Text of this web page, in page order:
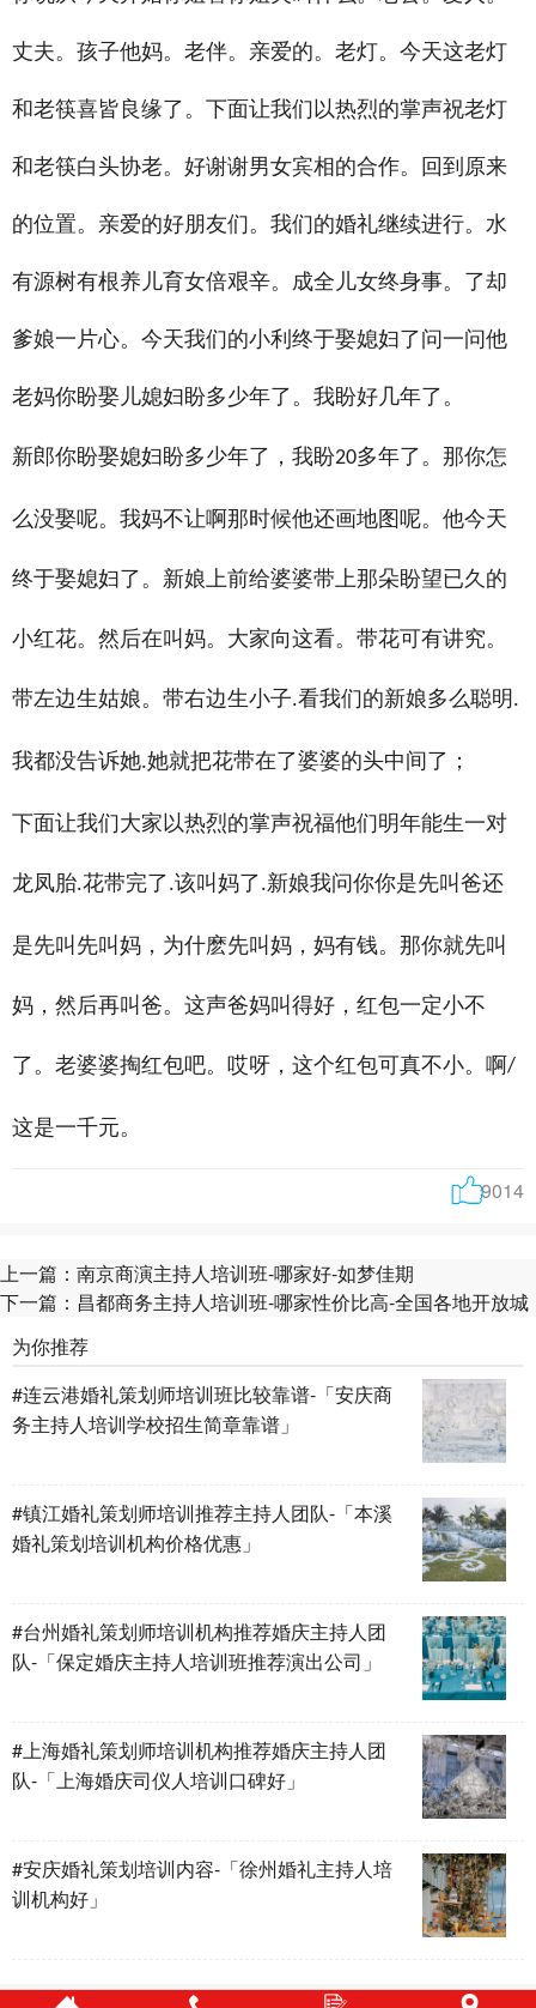
丈夫。孩子他妈。老伴。亲爱的。老灯。今天这老灯
和老筷喜皆良缘了。下面让我们以热烈的掌声祝老灯
和老筷白头协老。好谢谢男女宾相的合作。回到原来
的位置。亲爱的好朋友们。我们的婚礼继续进行。水
有源树有根养儿育女倍艰辛。成全儿女终身事。了却
爹娘一片心。今天我们的小利终于娶媳妇了问一问他
老妈你盼娶儿媳妇盼多少年了。我盼好几年了。
新郎你盼娶媳妇盼多少年了，我盼20多年了。那你怎
么没娶呢。我妈不让啊那时候他还画地图呢。他今天
终于娶媳妇了。新娘上前给婆婆带上那朵盼望已久的
小红花。然后在叫妈。大家向这看。带花可有讲究。
带左边生姑娘。带右边生小子.看我们的新娘多么聪明 .
我都没告诉她.她就把花带在了婆婆的头中间了 ；
下面让我们大家以热烈的掌声祝福他们明年能生一对
龙凤胎.花带完了.该叫妈了.新娘我问你你是先叫爸还
是先叫先叫妈，为什麽先叫妈，妈有钱。那你就先叫
妈，然后再叫爸。这声爸妈叫得好，红包一定小不
了。老婆婆掏红包吧。哎呀，这个红包可真不小。啊/
这是一千元。
9014
上一篇： 南京商演主持人培训班-哪家好-如梦佳期
下一篇： 昌都商务主持人培训班-哪家性价比高-全国各地开放城
为你推荐
#连云港婚礼策划师培训班比较靠谱-「安庆商
务主持人培训学校招生简章靠谱」
#镇江婚礼策划师培训推荐主持人团队-「本溪
婚礼策划培训机构价格优惠」
#台州婚礼策划师培训机构推荐婚庆主持人团
队-「保定婚庆主持人培训班推荐演出公司」
#上海婚礼策划师培训机构推荐婚庆主持人团
队-「上海婚庆司仪人培训口碑好」
#安庆婚礼策划培训内容-「徐州婚礼主持人培
训机构好」